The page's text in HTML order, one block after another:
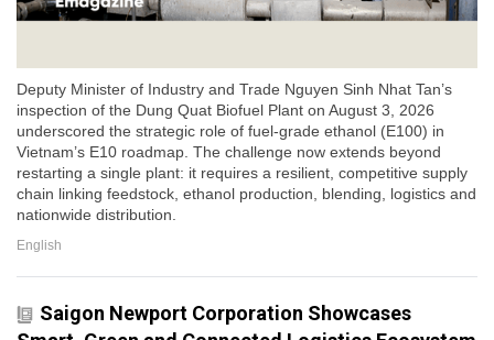
Deputy Minister of Industry and Trade Nguyen Sinh Nhat Tan’s
inspection of the Dung Quat Biofuel Plant on August 3, 2026
underscored the strategic role of fuel-grade ethanol (E100) in
Vietnam’s E10 roadmap. The challenge now extends beyond
restarting a single plant: it requires a resilient, competitive supply
chain linking feedstock, ethanol production, blending, logistics and
nationwide distribution.
English
Saigon Newport Corporation Showcases